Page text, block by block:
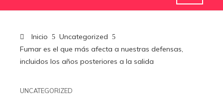
Inicio
Uncategorized
Fumar es el que más afecta a nuestras defensas,
incluidos los años posteriores a la salida
UNCATEGORIZED